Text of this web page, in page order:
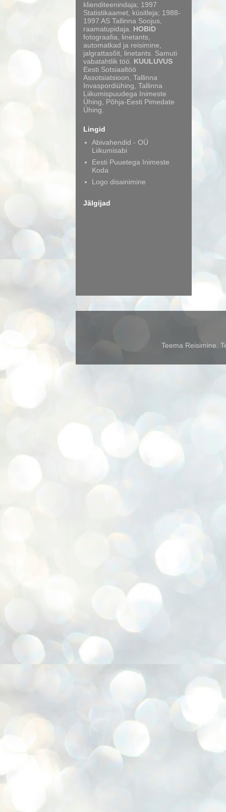
klienditeenindaja; 1997
Statistikaamet, küsitleja; 1988-
1997 AS Tallinna Soojus,
raamatupidaja. HOBID
fotograafia, linetants,
automatkad ja reisimine,
jalgrattasõit, linetants. Samuti
vabatahtlik töö. KUULUVUS
Eesti Sotsiaaltöö
Assotsiatsioon, Tallinna
Invaspordiühing, Tallinna
Liikumispuudega Inimeste
Ühing, Põhja-Eesti Pimedate
Ühing.
Lingid
Abivahendid - OÜ
Liikumisabi
Eesti Puuetega Inimeste
Koda
Logo disainimine
Jälgijad
Teema Reisimine.